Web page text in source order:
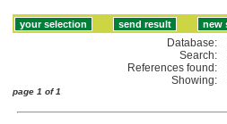
Database:
Search:
References found:
Showing:
page 1 of 1